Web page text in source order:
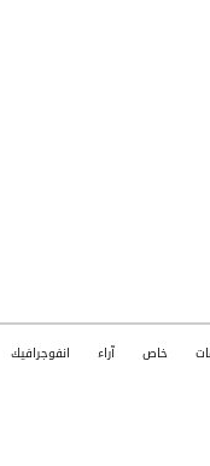
خاص آراء انفوجرافيك